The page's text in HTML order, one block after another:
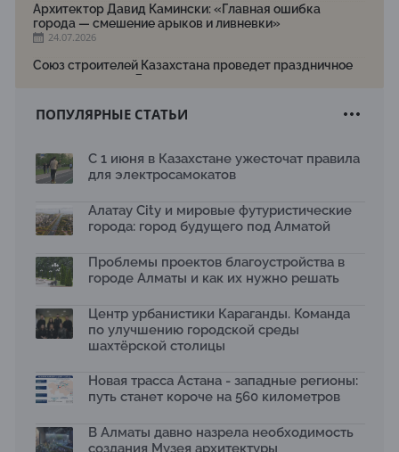
Архитектор Давид Камински: «Главная ошибка
города — смешение арыков и ливневки»
24.07.2026
Союз строителей Казахстана проведет праздничное
мероприятие ко Дню строителя
Новый Строительный кодекс: что изменилось для
Бауыржана Байбахтиева
17.07.2026
рободоставки в Астане
15.07.2026
2026 принимает заявки до 31 июля
13.07.2026
темой новой выставки в «Целинном»
13.07.2026
Қазақстан»: воспитанники подарили вторую жизнь
отходам
08.07.2026
Ко Дню столицы в Нуре благоустроили шесть
общественных пространств
ПОПУЛЯРНЫЕ СТАТЬИ
С 1 июня в Казахстане ужесточат правила
для электросамокатов
Алатау City и мировые футуристические
города: город будущего под Алматой
Проблемы проектов благоустройства в
городе Алматы и как их нужно решать
Центр урбанистики Караганды. Команда
по улучшению городской среды
шахтёрской столицы
Новая трасса Астана - западные регионы:
путь станет короче на 560 километров
В Алматы давно назрела необходимость
создания Музея архитектуры